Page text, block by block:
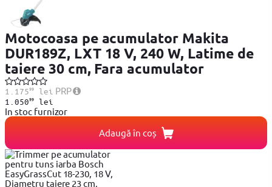
Motocoasa pe acumulator Makita
DUR189Z, LXT 18 V, 240 W, Latime de
taiere 30 cm, Fara acumulator
1.17599lei PRP
1.05099lei
In stoc furnizor
Adaugă în coș